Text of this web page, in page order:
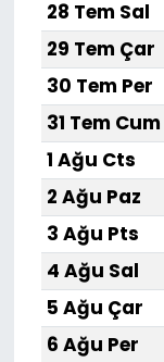
28 Tem Sal
29 Tem Çar
30 Tem Per
31 Tem Cum
1 Ağu Cts
2 Ağu Paz
3 Ağu Pts
4 Ağu Sal
5 Ağu Çar
6 Ağu Per